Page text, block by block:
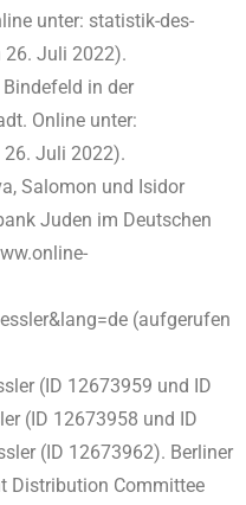
unter: statistik-des-
26. Juli 2022).
in der
Online unter:
Juli 2022).
Salomon und Isidor
Juden im Deutschen
(aufgerufen
(ID 12673959 und ID
(ID 12673958 und ID
(ID 12673962). Berliner
Distribution Committee